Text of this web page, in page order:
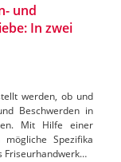
und
In zwei
werden, ob und
Beschwerden in
Mit Hilfe einer
Spezifika
Friseurhandwerk…